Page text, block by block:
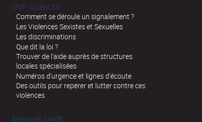
STOP VIOLENCES
Comment se déroule un signalement ?
Les Violences Sexistes et Sexuelles
Les discriminations
Que dit la loi ?
Trouver de l'aide auprès de structures
locales spécialisées
Numéros d'urgence et lignes d'écoute
Des outils pour repérer et lutter contre ces
violences
ANNUAIRE SANTÉ